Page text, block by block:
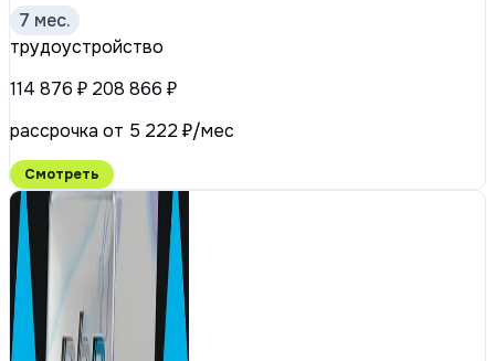
7 мес.
трудоустройство
114 876 ₽ 208 866 ₽
рассрочка от 5 222 ₽/мес
Смотреть